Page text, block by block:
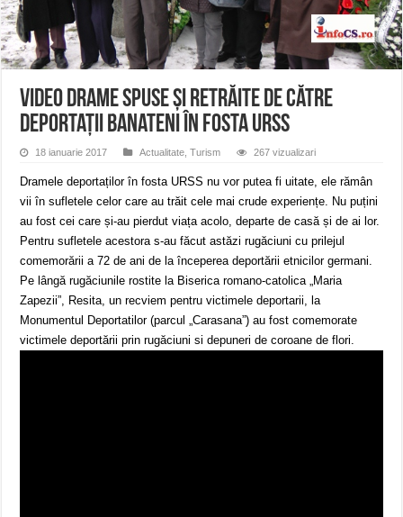
ANUNȚ OPRIRE APĂ în Reșița, cartier Țerova – avarie – 04.08.2026
ANUNȚ OPRIRE APĂ în Reșița – avarie – 03.08.2026 – Calea Caransebeșului
VIDEO Drame spuse și retrăite de către
deportații banateni în fosta URSS
18 ianuarie 2017 Actualitate ,Turism 267 vizualizari
Dramele deportaților în fosta URSS nu vor putea fi uitate, ele rămân
vii în sufletele celor care au trăit cele mai crude experiențe. Nu puțini
au fost cei care și-au pierdut viața acolo, departe de casă și de ai lor.
Pentru sufletele acestora s-au făcut astăzi rugăciuni cu prilejul
comemorării a 72 de ani de la începerea deportării etnicilor germani.
Pe lângă rugăciunile rostite la Biserica romano-catolica „Maria
Zapezii”, Resita, un recviem pentru victimele deportarii, la
Monumentul Deportatilor (parcul „Carasana”) au fost comemorate
victimele deportării prin rugăciuni si depuneri de coroane de flori.